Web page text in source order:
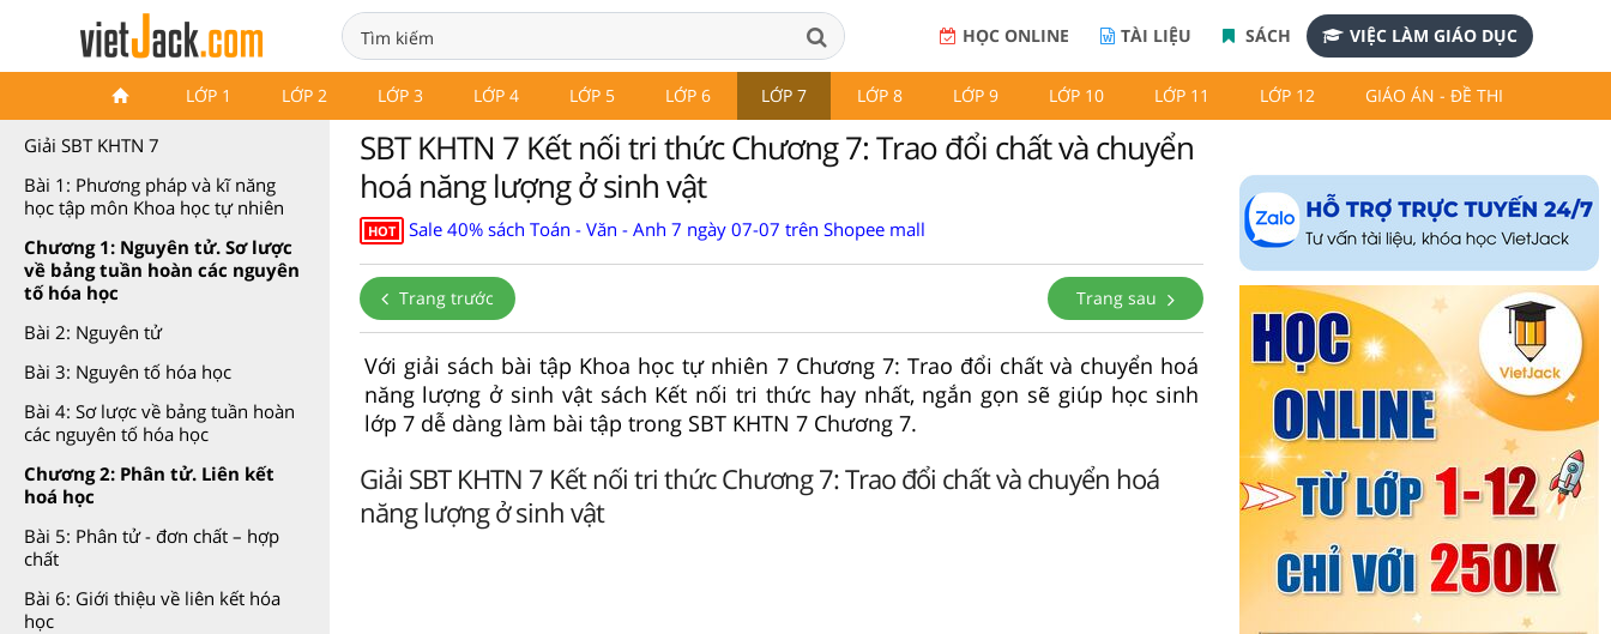
HỌC ONLINE TÀI LIỆU SÁCH VIỆC LÀM GIÁO DỤC
LỚP 1 LỚP 2 LỚP 3 LỚP 4 LỚP 5 LỚP 6 LỚP 7 LỚP 8 LỚP 9 LỚP 10 LỚP 11 LỚP 12 GIÁO ÁN - ĐỀ THI
SBT Khoa học tự nhiên 7 Kết
nối tri thức
Giải SBT KHTN 7
Bài 1: Phương pháp và kĩ năng
học tập môn Khoa học tự nhiên
Chương 1: Nguyên tử. Sơ lược
về bảng tuần hoàn các nguyên
tố hóa học
Bài 2: Nguyên tử
Bài 3: Nguyên tố hóa học
Bài 4: Sơ lược về bảng tuần hoàn
các nguyên tố hóa học
Chương 2: Phân tử. Liên kết
hoá học
Bài 5: Phân tử - đơn chất – hợp
chất
Bài 6: Giới thiệu về liên kết hóa
học
SBT KHTN 7 Kết nối tri thức Chương 7: Trao đổi chất và chuyển
hoá năng lượng ở sinh vật
HOT Sale 40% sách Toán - Văn - Anh 7 ngày 07-07 trên Shopee mall
Trang trước Trang sau
Với giải sách bài tập Khoa học tự nhiên 7 Chương 7: Trao đổi chất và chuyển hoá
năng lượng ở sinh vật sách Kết nối tri thức hay nhất, ngắn gọn sẽ giúp học sinh
lớp 7 dễ dàng làm bài tập trong SBT KHTN 7 Chương 7.
Giải SBT KHTN 7 Kết nối tri thức Chương 7: Trao đổi chất và chuyển hoá
năng lượng ở sinh vật